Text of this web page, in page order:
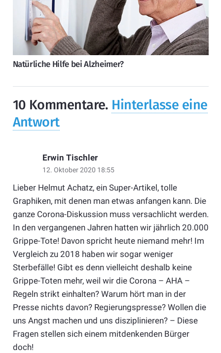
Natürliche Hilfe bei Alzheimer?
10 Kommentare. Hinterlasse eine
Antwort
Erwin Tischler
12. Oktober 2020 18:55
Lieber Helmut Achatz, ein Super-Artikel, tolle
Graphiken, mit denen man etwas anfangen kann. Die
ganze Corona-Diskussion muss versachlicht werden.
In den vergangenen Jahren hatten wir jährlich 20.000
Grippe-Tote! Davon spricht heute niemand mehr! Im
Vergleich zu 2018 haben wir sogar weniger
Sterbefälle! Gibt es denn vielleicht deshalb keine
Grippe-Toten mehr, weil wir die Corona – AHA –
Regeln strikt einhalten? Warum hört man in der
Presse nichts davon? Regierungspresse? Wollen die
uns Angst machen und uns disziplinieren? – Diese
Fragen stellen sich einem mitdenkenden Bürger
doch!